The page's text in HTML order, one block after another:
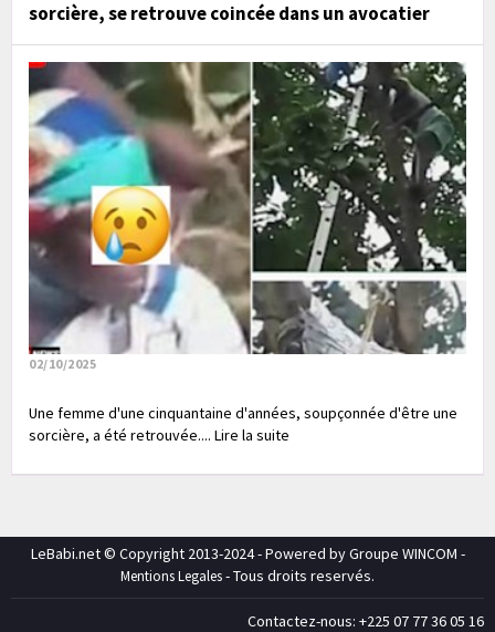
sorcière, se retrouve coincée dans un avocatier
02/10/2025
Une femme d'une cinquantaine d'années, soupçonnée d'être une
sorcière, a été retrouvée.... Lire la suite
LeBabi.net © Copyright 2013-2024 - Powered by Groupe WINCOM -
Mentions Legales- Tous droits reservés.
Contactez-nous: +225 07 77 36 05 16